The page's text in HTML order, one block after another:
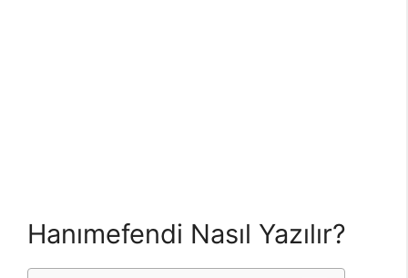
Hanımefendi Nasıl Yazılır?